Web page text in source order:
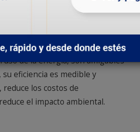
explicaron desde el servicio.
sino también en la vía pública.
de la energía, son amigables
eficiencia es medible y
los costos de
el impacto ambiental.